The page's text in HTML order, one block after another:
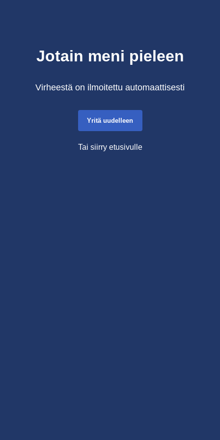
Jotain meni pieleen
Virheestä on ilmoitettu automaattisesti
Yritä uudelleen
Tai siirry etusivulle